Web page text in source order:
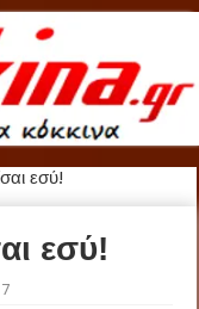
εσύ!
εσύ!